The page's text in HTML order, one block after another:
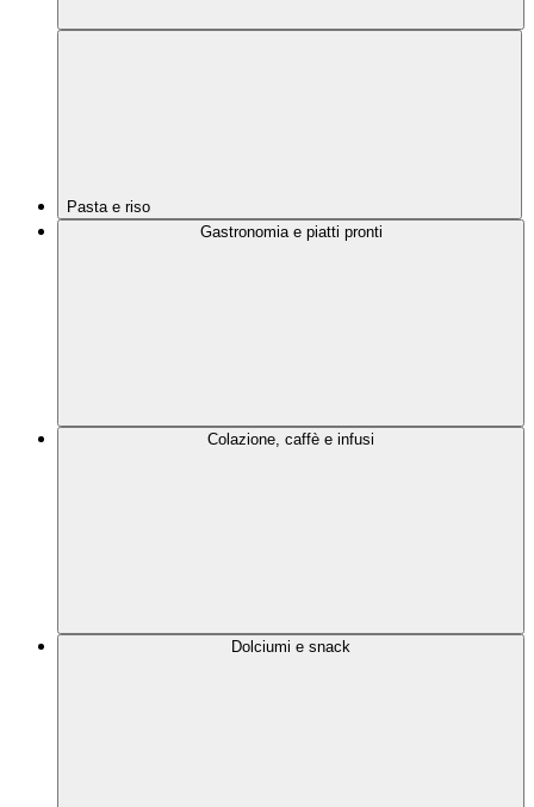
Pasta e riso
Gastronomia e piatti pronti
Colazione, caffè e infusi
Dolciumi e snack